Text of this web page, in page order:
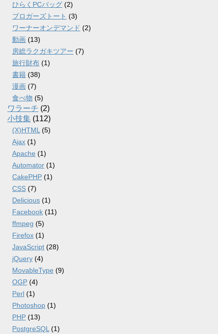
ひらくPCバッグ (2)
ブロガーズトート (3)
ワーナーオンデマンド (2)
動画 (13)
房総ラクガキツアー (7)
旅行財布 (1)
書籍 (38)
漫画 (7)
食べ物 (5)
ワラーチ (2)
小技集 (112)
(X)HTML (5)
Ajax (1)
Apache (1)
Automator (1)
CakePHP (1)
CSS (7)
Delicious (1)
Facebook (11)
ffmpeg (5)
Firefox (1)
JavaScript (28)
jQuery (4)
MovableType (9)
OGP (4)
Perl (1)
Photoshop (1)
PHP (13)
PostgreSQL (1)